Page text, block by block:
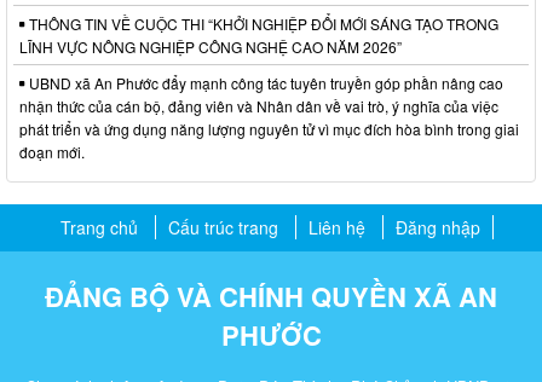
THÔNG TIN VỀ CUỘC THI “KHỞI NGHIỆP ĐỔI MỚI SÁNG TẠO TRONG
LĨNH VỰC NÔNG NGHIỆP CÔNG NGHỆ CAO NĂM 2026”
UBND xã An Phước đẩy mạnh công tác tuyên truyền góp phần nâng cao
nhận thức của cán bộ, đảng viên và Nhân dân về vai trò, ý nghĩa của việc
phát triển và ứng dụng năng lượng nguyên tử vì mục đích hòa bình trong giai
đoạn mới.
Trang chủ Cấu trúc trang Liên hệ Đăng nhập
ĐẢNG BỘ VÀ CHÍNH QUYỀN XÃ AN
PHƯỚC